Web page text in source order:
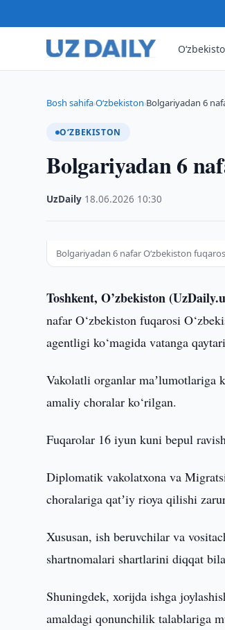
Bosh sahifa›O‘zbekiston›Bolgariyadan 6
O‘ZBEKISTON
Bolgariyadan 6
UzDaily 18.06.2026 10:30
Bolgariyadan 6 nafar O‘zbekiston
Toshkent, O’zbekiston
nafar O‘zbekiston fuqarosi
agentligi ko‘magida vatanga
Vakolatli organlar maʼlumotlariga
amaliy choralar ko‘rilgan.
Fuqarolar 16 iyun kuni bepul
Diplomatik vakolatxona va
choralariga qatʼiy rioya qilishi
Xususan, ish beruvchilar va
shartnomalari shartlarini diqqat
Shuningdek, xorijda ishga
amaldagi qonunchilik talablariga